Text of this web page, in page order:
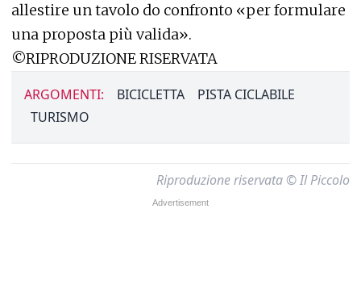
allestire un tavolo do confronto «per formulare
una proposta più valida».
©RIPRODUZIONE RISERVATA
ARGOMENTI: BICICLETTA
PISTA CICLABILE
TURISMO
Riproduzione riservata © Il Piccolo